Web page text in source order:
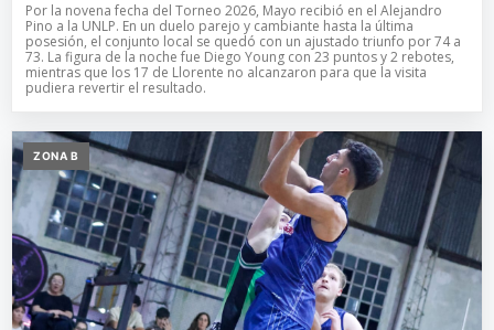
Por la novena fecha del Torneo 2026, Mayo recibió en el Alejandro
Pino a la UNLP. En un duelo parejo y cambiante hasta la última
posesión, el conjunto local se quedó con un ajustado triunfo por 74 a
73. La figura de la noche fue Diego Young con 23 puntos y 2 rebotes,
mientras que los 17 de Llorente no alcanzaron para que la visita
pudiera revertir el resultado.
ZONA B